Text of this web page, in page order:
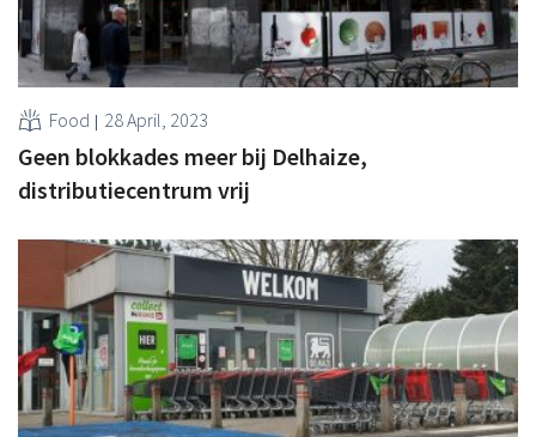
Food 28 April, 2023
Geen blokkades meer bij Delhaize,
distributiecentrum vrij